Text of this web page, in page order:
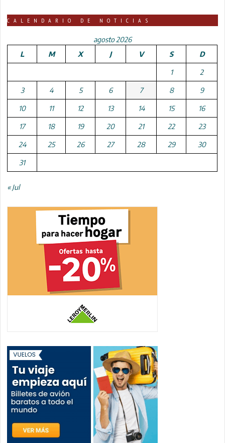
CALENDARIO DE NOTICIAS
agosto 2026
L
M X J V S D
1 2
3 4 5 6 7 8 9
10 11 12 13 14 15 16
17 18 19 20 21 22 23
24 25 26 27 28 29 30
31
« Jul